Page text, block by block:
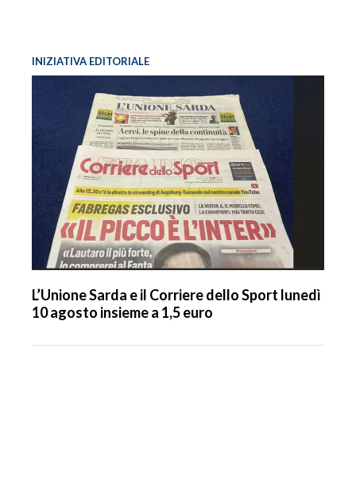
INIZIATIVA EDITORIALE
L’Unione Sarda e il Corriere dello Sport lunedì
10 agosto insieme a 1,5 euro